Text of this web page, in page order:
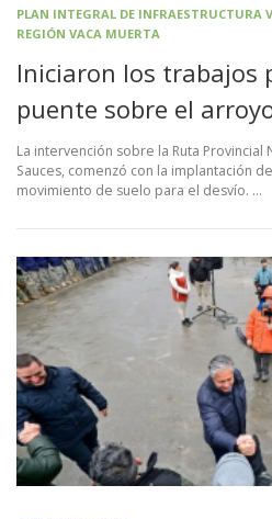
PLAN INTEGRAL DE INFRAESTRUCTURA
REGIÓN VACA MUERTA
Iniciaron los trabajos
puente sobre el
La intervención sobre la Ruta Provincial
Sauces, comenzó con la implantación
movimiento de suelo para el desvío. …